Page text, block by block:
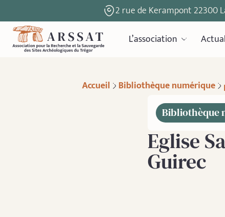
2 rue de Kerampont 22300
L’association
Accueil Bibliothèque numérique
Bibliothèque
Eglise
Guirec